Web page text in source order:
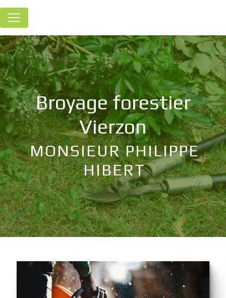
broyage forestier
Vierzon
MONSIEUR PHILIPPE
HIBERT
Panneau de gestion des cookies